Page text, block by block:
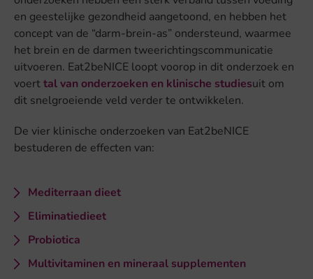
en geestelijke gezondheid aangetoond, en hebben het
concept van de “darm-brein-as” ondersteund, waarmee
het brein en de darmen tweerichtingscommunicatie
uitvoeren. Eat2beNICE loopt voorop in dit onderzoek en
voerttal van onderzoeken en klinische studiesuit om
dit snelgroeiende veld verder te ontwikkelen.
De vier klinische onderzoeken van Eat2beNICE
bestuderen de effecten van:
Mediterraan dieet
Eliminatiedieet
Probiotica
Multivitaminen en mineraal supplementen